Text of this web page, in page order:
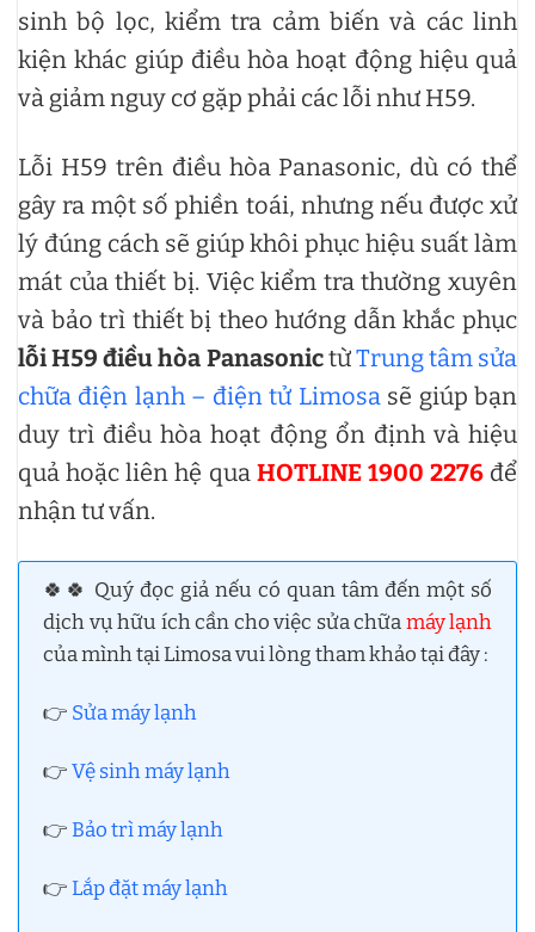
sinh bộ lọc, kiểm tra cảm biến và các linh
kiện khác giúp điều hòa hoạt động hiệu quả
và giảm nguy cơ gặp phải các lỗi như H59.
Lỗi H59 trên điều hòa Panasonic, dù có thể
gây ra một số phiền toái, nhưng nếu được xử
lý đúng cách sẽ giúp khôi phục hiệu suất làm
mát của thiết bị. Việc kiểm tra thường xuyên
và bảo trì thiết bị theo hướng dẫn khắc phục
lỗi H59 điều hòa PanasonictừTrung tâm sửa
chữa điện lạnh – điện tử Limosasẽ giúp bạn
duy trì điều hòa hoạt động ổn định và hiệu
quả hoặc liên hệ qua HOTLINE 1900 2276để
nhận tư vấn.
🍀🍀 Quý đọc giả nếu có quan tâm đến một số
dịch vụ hữu ích cần cho việc sửa chữamáy lạnh
của mình tại Limosa vui lòng tham khảo tại đây :
👉 Sửa máy lạnh
👉Vệ sinh máy lạnh
👉Bảo trì máy lạnh
👉Lắp đặt máy lạnh